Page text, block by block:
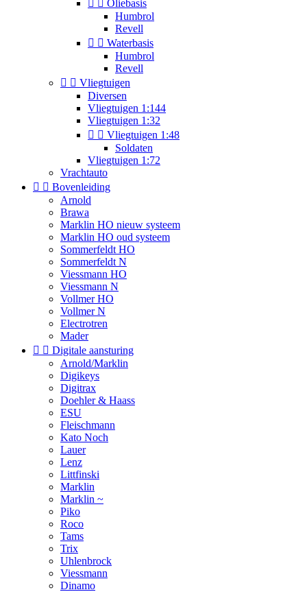
Oliebasis
Humbrol
Revell
  Waterbasis
Humbrol
Revell
  Vliegtuigen
Diversen
Vliegtuigen 1:144
Vliegtuigen 1:32
  Vliegtuigen 1:48
Soldaten
Vliegtuigen 1:72
Vrachtauto
  Bovenleiding
Arnold
Brawa
Marklin HO nieuw systeem
Marklin HO oud systeem
Sommerfeldt HO
Sommerfeldt N
Viessmann HO
Viessmann N
Vollmer HO
Vollmer N
Electrotren
Mader
  Digitale aansturing
Arnold/Marklin
Digikeys
Digitrax
Doehler & Haass
ESU
Fleischmann
Kato Noch
Lauer
Lenz
Littfinski
Marklin
Marklin ~
Piko
Roco
Tams
Trix
Uhlenbrock
Viessmann
Dinamo